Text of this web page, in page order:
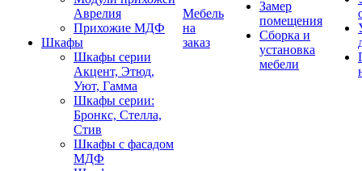
Аврелия
Прихожие МДФ
Шкафы
Шкафы серии
Акцент, Этюд,
Уют, Гамма
Шкафы серии:
Бронкс, Стелла,
Стив
Шкафы с фасадом
МДФ
Мебель
на
заказ
Замер
помещения
Сборка и
установка
мебели